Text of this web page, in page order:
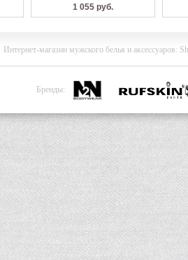
1 055 руб.
Интернет-магазин мужского белья и аксессуаров:
Бренды: